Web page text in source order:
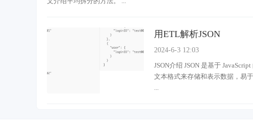
用ETL解析JSON
2024-6-3 12:03
JSON介绍 JSON 是基于
文本格式来存储和表示数据，易
...